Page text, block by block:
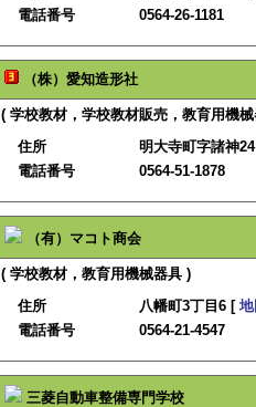
電話番号
0564-26-1181
（株）愛知造形社
( 学校教材，学校教材販売，教育用機
住所
明大寺町字諸神
電話番号
0564-51-1878
（有）マコト商会
( 学校教材，教育用機械器具 )
住所
八幡町3丁目6 [
電話番号
0564-21-4547
三菱自動車整備専門学校